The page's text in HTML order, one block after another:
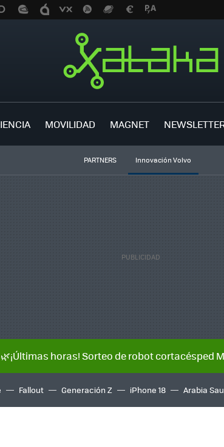
MOVILIDAD MAGNET
PARTNERS Innovación Volvo
🌿¡Últimas horas! Sorteo de robot cortacésped
Fallout Generación Z iPhone 18 Arabia